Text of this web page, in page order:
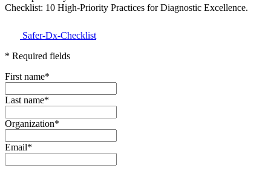
Checklist: 10 High-Priority Practices for Diagnostic Excellence.
Safer-Dx-Checklist
* Required fields
First name*
Last name*
Organization*
Email*